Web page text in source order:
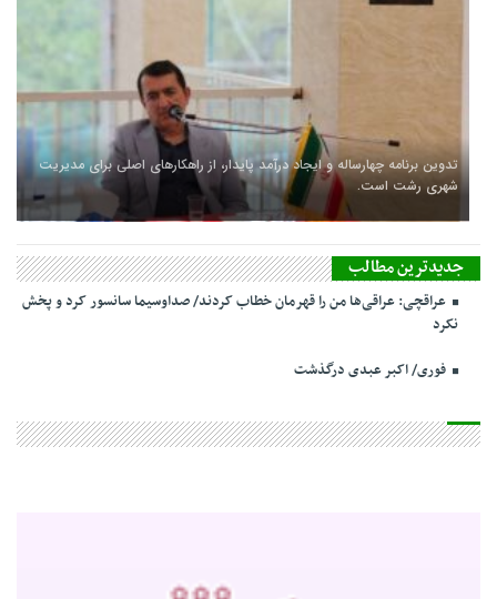
تدوین برنامه چهارساله و ایجاد درآمد پایدار، از راهکارهای اصلی برای مدیریت
شهری رشت است.
جدیدترین مطالب
عراقچی: عراقی‌ها من را قهرمان خطاب کردند/ صداوسیما سانسور کرد و پخش
نکرد
فوری/ اکبر عبدی درگذشت